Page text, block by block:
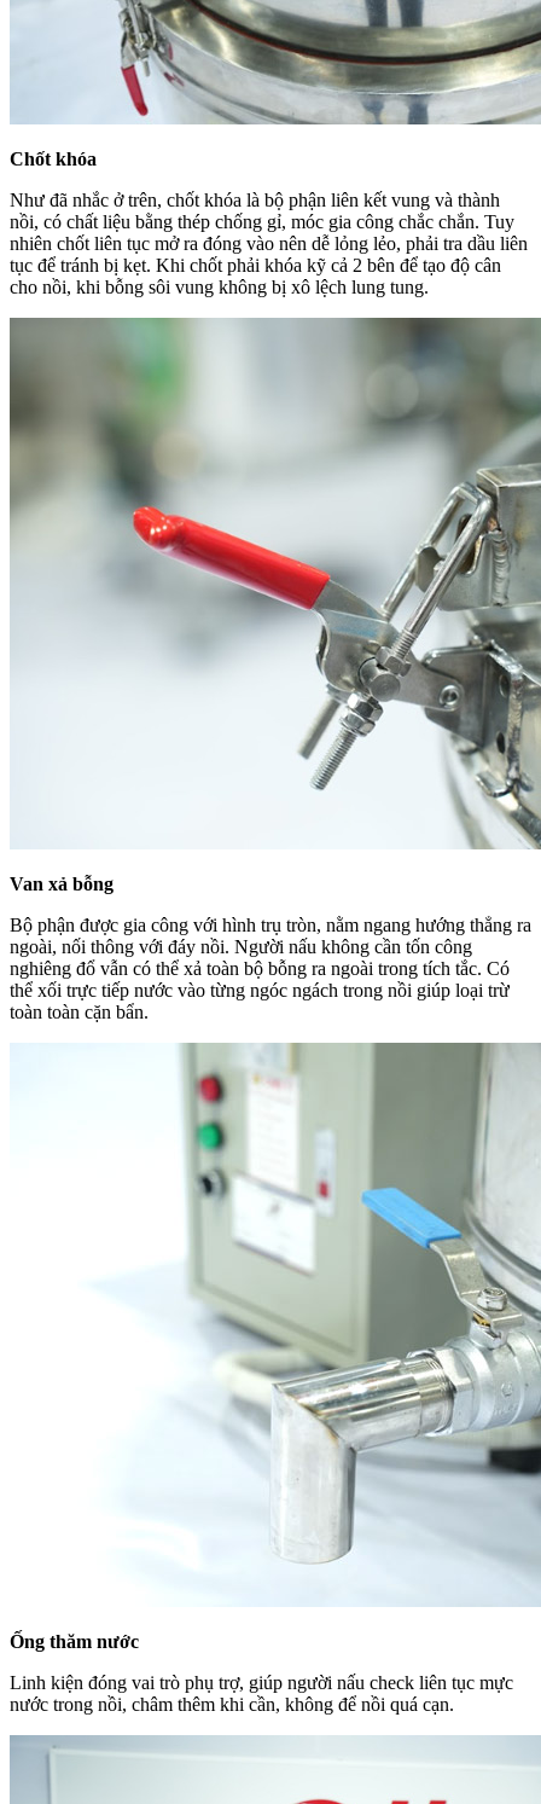
Chốt khóa
Như đã nhắc ở trên, chốt khóa là bộ phận liên kết vung và thành
nồi, có chất liệu bằng thép chống gỉ, móc gia công chắc chắn. Tuy
nhiên chốt liên tục mở ra đóng vào nên dễ lỏng lẻo, phải tra dầu liên
tục để tránh bị kẹt. Khi chốt phải khóa kỹ cả 2 bên để tạo độ cân
cho nồi, khi bỗng sôi vung không bị xô lệch lung tung.
Van xả bỗng
Bộ phận được gia công với hình trụ tròn, nằm ngang hướng thẳng ra
ngoài, nối thông với đáy nồi. Người nấu không cần tốn công
nghiêng đổ vẫn có thể xả toàn bộ bỗng ra ngoài trong tích tắc. Có
thể xối trực tiếp nước vào từng ngóc ngách trong nồi giúp loại trừ
toàn toàn cặn bẩn.
Ống thăm nước
Linh kiện đóng vai trò phụ trợ, giúp người nấu check liên tục mực
nước trong nồi, châm thêm khi cần, không để nồi quá cạn.